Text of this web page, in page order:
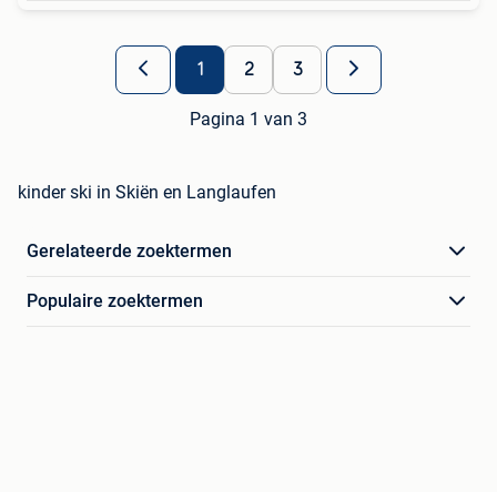
1 2 3
Pagina 1 van 3
kinder ski in Skiën en Langlaufen
Gerelateerde zoektermen
Populaire zoektermen